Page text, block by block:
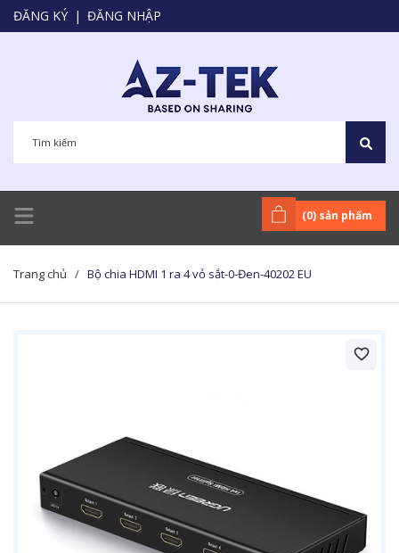
ĐĂNG KÝ | ĐĂNG NHẬP
(0) sản phẩm
Trang chủ / Bộ chia HDMI 1 ra 4 vỏ sắt-0-Đen-40202 EU